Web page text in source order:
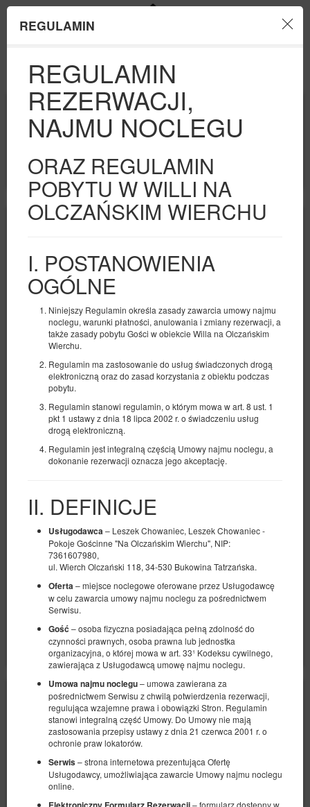
REGULAMIN
REGULAMIN
REZERWACJI,
NAJMU NOCLEGU
ORAZ REGULAMIN
POBYTU W WILLI NA
OLCZAŃSKIM WIERCHU
I. POSTANOWIENIA
OGÓLNE
Niniejszy Regulamin określa zasady zawarcia umowy najmu
noclegu, warunki płatności, anulowania i zmiany rezerwacji, a
także zasady pobytu Gości w obiekcie Willa na Olczańskim
Wierchu.
Regulamin ma zastosowanie do usług świadczonych drogą
elektroniczną oraz do zasad korzystania z obiektu podczas
pobytu.
Regulamin stanowi regulamin, o którym mowa w art. 8 ust. 1
pkt 1 ustawy z dnia 18 lipca 2002 r. o świadczeniu usług
drogą elektroniczną.
Regulamin jest integralną częścią Umowy najmu noclegu, a
dokonanie rezerwacji oznacza jego akceptację.
II. DEFINICJE
Usługodawca – Leszek Chowaniec, Leszek Chowaniec -
Pokoje Gościnne "Na Olczańskim Wierchu", NIP:
7361607980,
ul. Wierch Olczański 118, 34-530 Bukowina Tatrzańska.
Oferta – miejsce noclegowe oferowane przez Usługodawcę
w celu zawarcia umowy najmu noclegu za pośrednictwem
Serwisu.
Gość – osoba fizyczna posiadająca pełną zdolność do
czynności prawnych, osoba prawna lub jednostka
organizacyjna, o której mowa w art. 33¹ Kodeksu cywilnego,
zawierająca z Usługodawcą umowę najmu noclegu.
Umowa najmu noclegu– umowa zawierana za
pośrednictwem Serwisu z chwilą potwierdzenia rezerwacji,
regulująca wzajemne prawa i obowiązki Stron. Regulamin
stanowi integralną część Umowy. Do Umowy nie mają
zastosowania przepisy ustawy z dnia 21 czerwca 2001 r. o
ochronie praw lokatorów.
Serwis – strona internetowa prezentująca Ofertę
Usługodawcy, umożliwiająca zawarcie Umowy najmu noclegu
online.
– formularz dostępny w
OFERTA PROMOCJE
POCZĄTEK
09
SIERPNIA
2026
KONIEC
10
SIERPNIA
2026
Apartament 17, 3-osobowy z balkonem i
aneksem
3 osoby
pow. 27,00 m 2
pojedyncze (Single) - do decyzji gościa
2 osoby / 1 noc
Udostępnij
Pokaż oferty